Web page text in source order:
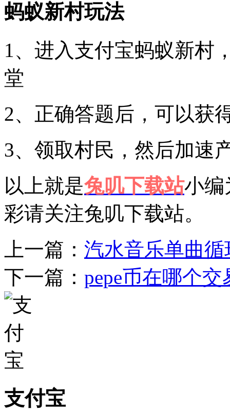
蚂蚁新村玩法
1、进入支付宝蚂蚁新村
堂
2、正确答题后，可以获
3、领取村民，然后加速
以上就是兔叽下载站小编
彩请关注兔叽下载站。
上一篇： 汽水音乐单曲循
下一篇： pepe币在哪个
支付宝